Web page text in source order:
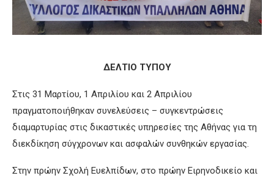
ΔΕΛΤΙΟ ΤΥΠΟΥ
Στις 31 Μαρτίου, 1 Απριλίου και 2 Απριλίου
πραγματοποιήθηκαν συνελεύσεις – συγκεντρώσεις
διαμαρτυρίας στις δικαστικές υπηρεσίες της Αθήνας για τη
διεκδίκηση σύγχρονων και ασφαλών συνθηκών εργασίας.
Στην πρώην Σχολή Ευελπίδων, στο πρώην Ειρηνοδικείο και